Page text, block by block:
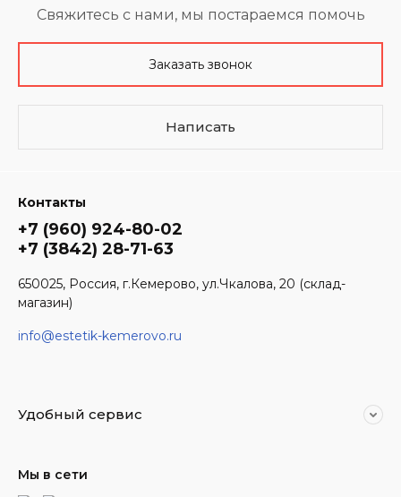
Свяжитесь с нами, мы постараемся помочь
Заказать звонок
Написать
Контакты
+7 (960) 924-80-02
+7 (3842) 28-71-63
650025, Россия, г.Кемерово, ул.Чкалова, 20 (склад-
магазин)
info@estetik-kemerovo.ru
Удобный сервис
Мы в сети